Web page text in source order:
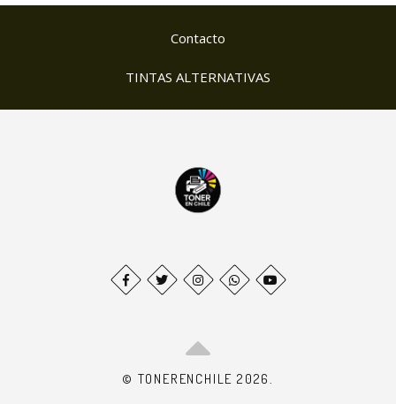
Contacto
TINTAS ALTERNATIVAS
© TONERENCHILE 2026.